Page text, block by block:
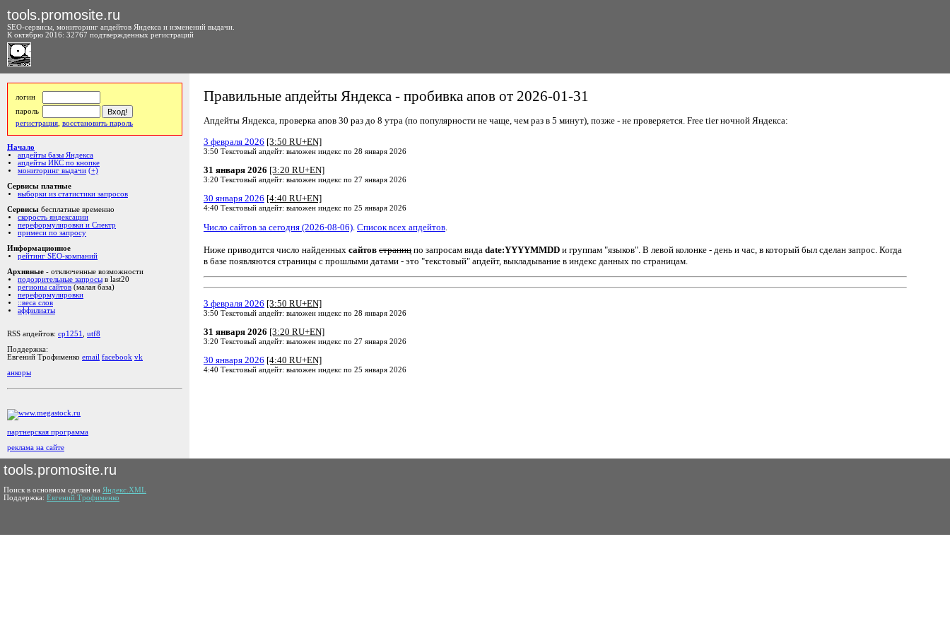
tools.promosite.ru
SEO-сервисы, мониторинг апдейтов Яндекса и изменений выдачи.
К октябрю 2016: 32767 подтвержденных регистраций
логин
пароль
регистрация восстановить пароль
Начало
апдейты базы Яндекса
апдейты ИКС по кнопке
мониторинг выдачи (+)
Сервисы платные
выборки из статистики запросов
Сервисы бесплатные временно
скорость яндексации
переформулировки и Спектр
примеси по запросу
Информационное
рейтинг SEO-компаний
Архивные - отключенные возможности
подозрительные запросы в last20
регионы сайтов (малая база)
переформулировки
::веса слов
аффилиаты
RSS апдейтов: cp1251
utf8
Поддержка:
Евгений Трофименко email facebook vk
анкоры
партнерская программа
реклама на сайте
Правильные апдейты Яндекса - пробивка апов от 2026-01-31
Апдейты Яндекса, проверка апов 30 раз до 8 утра (по популярности не чаще, чем раз в 5 минут), позже - не проверяется. Free tier ночной Яндекса:
3 февраля 2026 [3:50 RU+EN]
3:50 Текстовый апдейт: выложен индекс по 28 января 2026
31 января 2026 [3:20 RU+EN]
3:20 Текстовый апдейт: выложен индекс по 27 января 2026
30 января 2026 [4:40 RU+EN]
4:40 Текстовый апдейт: выложен индекс по 25 января 2026
Число сайтов за сегодня (2026-08-06) Список всех апдейтов
Ниже приводится число найденных сайтов страниц по запросам вида date:YYYYMMDD и группам "языков". В левой колонке - день и час, в который был сделан запрос. Когда
в базе появляются страницы с прошлыми датами - это "текстовый" апдейт, выкладывание в индекс данных по страницам.
3 февраля 2026 [3:50 RU+EN]
3:50 Текстовый апдейт: выложен индекс по 28 января 2026
31 января 2026 [3:20 RU+EN]
3:20 Текстовый апдейт: выложен индекс по 27 января 2026
30 января 2026 [4:40 RU+EN]
4:40 Текстовый апдейт: выложен индекс по 25 января 2026
tools.promosite.ru
Поиск в основном сделан на Яндекс.XML
Поддержка: Евгений Трофименко